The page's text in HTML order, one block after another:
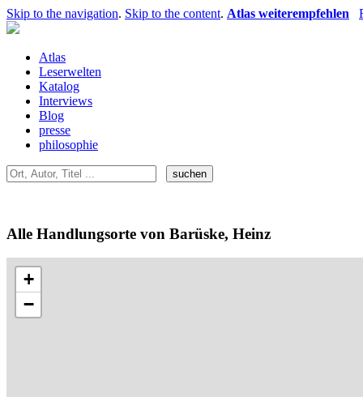
Skip to the navigation. Skip to the content. Atlas weiterempfehlen
Atlas
Leserwelten
Katalog
Interviews
Blog
presse
philosophie
Alle Handlungsorte von Barüske, Heinz
+
−